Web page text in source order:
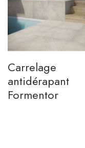
Carrelage
antidérapant
Formentor